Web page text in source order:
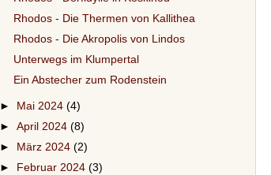
Rhodos - Die Thermen von Kallithea
Rhodos - Die Akropolis von Lindos
Unterwegs im Klumpertal
Ein Abstecher zum Rodenstein
► Mai 2024(4)
►April 2024(8)
►
März 2024(2)
►
Februar 2024(3)